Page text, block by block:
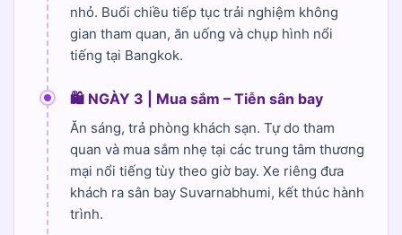
nhỏ. Buổi chiều tiếp tục trải nghiệm không
gian tham quan, ăn uống và chụp hình nổi
tiếng tại Bangkok.
🛍 NGÀY 3 | Mua sắm – Tiễn sân bay
Ăn sáng, trả phòng khách sạn. Tự do tham
quan và mua sắm nhẹ tại các trung tâm thương
mại nổi tiếng tùy theo giờ bay. Xe riêng đưa
khách ra sân bay Suvarnabhumi, kết thúc hành
trình.